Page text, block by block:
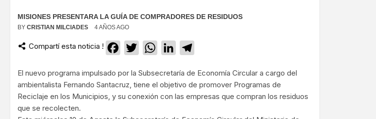
MISIONES PRESENTARA LA GUÍA DE COMPRADORES DE RESIDUOS
BY CRISTIAN MILCIADES 4 AÑOS AGO
Compartí esta noticia ! Facebook
TwitterWhatsApp
LinkedIn
El nuevo programa impulsado por la Subsecretaría de Economía Circular a cargo del
ambientalista Fernando Santacruz, tiene el objetivo de promover Programas de
Reciclaje en los Municipios, y su conexión con las empresas que compran los residuos
que se recolecten.